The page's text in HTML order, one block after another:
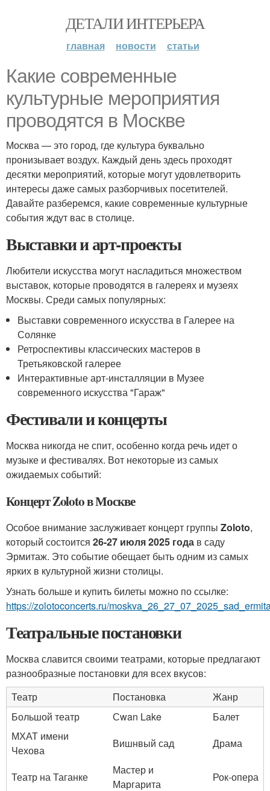
ДЕТАЛИ ИНТЕРЬЕРА
главная новости статьи
Какие современные
культурные мероприятия
проводятся в Москве
Москва — это город, где культура буквально
пронизывает воздух. Каждый день здесь проходят
десятки мероприятий, которые могут удовлетворить
интересы даже самых разборчивых посетителей.
Давайте разберемся, какие современные культурные
события ждут вас в столице.
Выставки и арт-проекты
Любители искусства могут насладиться множеством
выставок, которые проводятся в галереях и музеях
Москвы. Среди самых популярных:
Выставки современного искусства в Галерее на
Солянке
Ретроспективы классических мастеров в
Третьяковской галерее
Интерактивные арт-инсталляции в Музее
современного искусства "Гараж"
Фестивали и концерты
Москва никогда не спит, особенно когда речь идет о
музыке и фестивалях. Вот некоторые из самых
ожидаемых событий:
Концерт Zoloto в Москве
Особое внимание заслуживает концерт группы Zoloto,
который состоится 26-27 июля 2025 года в саду
Эрмитаж. Это событие обещает быть одним из самых
ярких в культурной жизни столицы.
Узнать больше и купить билеты можно по ссылке:
https://zolotoconcerts.ru/
Театральные постановки
Москва славится своими театрами, которые предлагают
разнообразные постановки для всех вкусов:
Театр
Постановка
Жанр
Большой театр
Сwan Lake
Балет
МХАТ имени
Чехова
Вишнвый сад Драма
Театр на Таганке
Мастер и
Маргарита
Рок-опера